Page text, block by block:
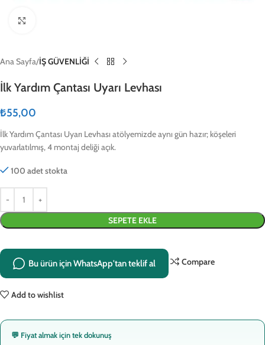
Ana Sayfa İŞ GÜVENLİĞİ
İlk Yardım Çantası Uyarı Levhası
₺55,00
İlk Yardım Çantası Uyarı Levhası atölyemizde aynı gün hazır; köşeleri
yuvarlatılmış, 4 montaj deliği açık.
100 adet stokta
SEPETE EKLE
Bu ürün için WhatsApp'tan teklif al Compare
Add to wishlist
💬 Fiyat almak için tek dokunuş